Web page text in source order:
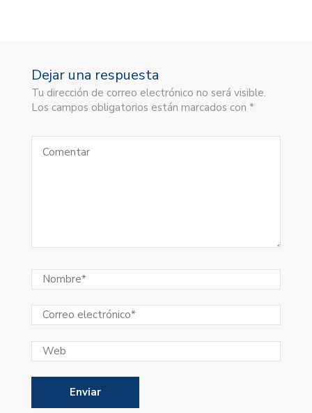
Dejar una respuesta
Tu dirección de correo electrónico no será visible.
Los campos obligatorios están marcados con *